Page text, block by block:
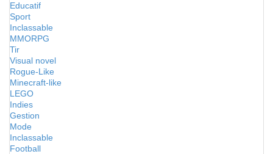
Educatif
Sport
Inclassable
MMORPG
Tir
Visual novel
Rogue-Like
Minecraft-like
LEGO
Indies
Gestion
Mode
Inclassable
Football